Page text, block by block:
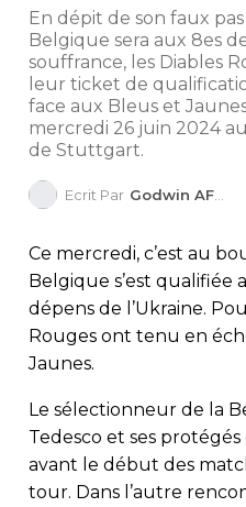
En dépit de son faux
Belgique sera aux 8es
souffrance, les Diables
leur ticket de
face aux Bleus et
mercredi 26 juin 2024
de Stuttgart.
Ecrit Par Godwin AFEDO
Ce mercredi, c’est au
Belgique s’est qualifiée
dépens de l’Ukraine.
Rouges ont tenu en
Jaunes.
Le sélectionneur de la
Tedesco et ses
avant le début des
tour. Dans l’autre